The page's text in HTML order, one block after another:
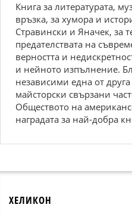
Книга за литературата,
връзка, за хумора и
Стравински и Яначек, за
предателствата на
верността и
и нейното изпълнение.
независими една от
майсторски свързани
Обществото на
наградата за най-добра
ХЕЛИКОН